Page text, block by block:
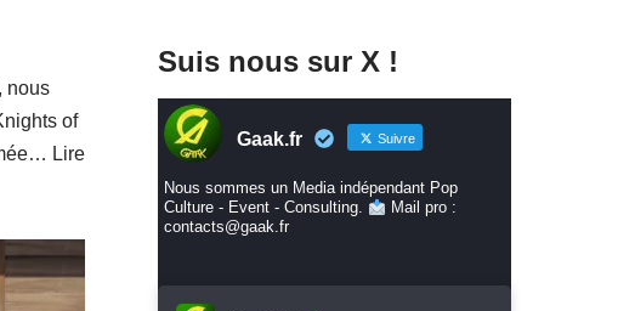
nous
of
Lire
Suis nous sur X !
Gaak.fr Suivre
Nous sommes un Media indépendant Pop
Culture - Event - Consulting.
Mail pro :
contacts@gaak.fr